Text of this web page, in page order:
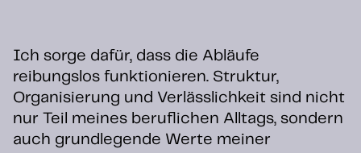
Ich sorge dafür, dass die Abläufe
reibungslos funktionieren. Struktur,
Organisierung und Verlässlichkeit sind nicht
nur Teil meines beruflichen Alltags, sondern
auch grundlegende Werte meiner